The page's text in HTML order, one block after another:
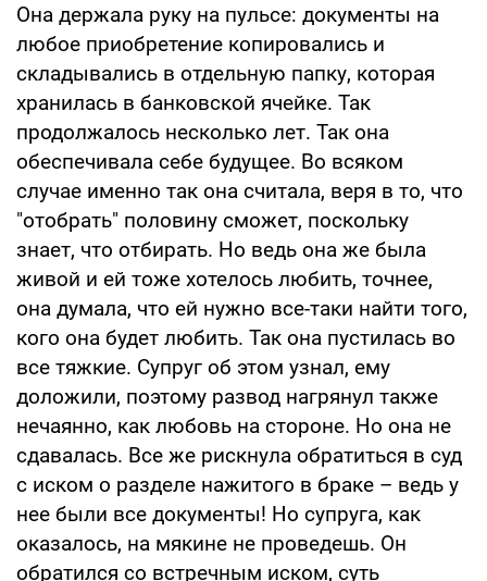
Она держала руку на пульсе: документы на
любое приобретение копировались и
складывались в отдельную папку, которая
хранилась в банковской ячейке. Так
продолжалось несколько лет. Так она
обеспечивала себе будущее. Во всяком
случае именно так она считала, веря в то, что
"отобрать" половину сможет, поскольку
знает, что отбирать. Но ведь она же была
живой и ей тоже хотелось любить, точнее,
она думала, что ей нужно все-таки найти того,
кого она будет любить. Так она пустилась во
все тяжкие. Супруг об этом узнал, ему
доложили, поэтому развод нагрянул также
нечаянно, как любовь на стороне. Но она не
сдавалась. Все же рискнула обратиться в суд
с иском о разделе нажитого в браке – ведь у
нее были все документы! Но супруга, как
оказалось, на мякине не проведешь. Он
обратился со встречным иском, суть